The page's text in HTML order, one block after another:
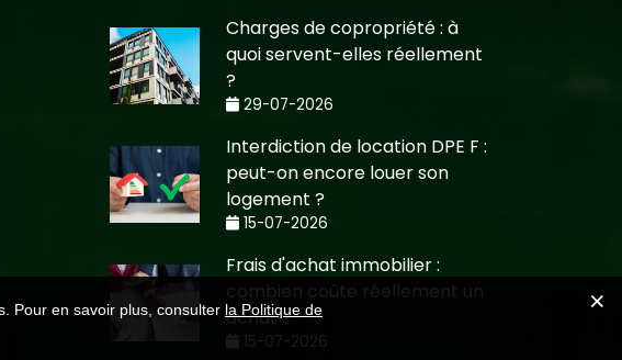
Charges de copropriété : à
quoi servent-elles réellement
?
29-07-2026
Interdiction de location DPE F :
peut-on encore louer son
logement ?
15-07-2026
Frais d'achat immobilier :
combien coûte réellement un
achat ?
15-07-2026
Pour en savoir plus, consulter la Politique de